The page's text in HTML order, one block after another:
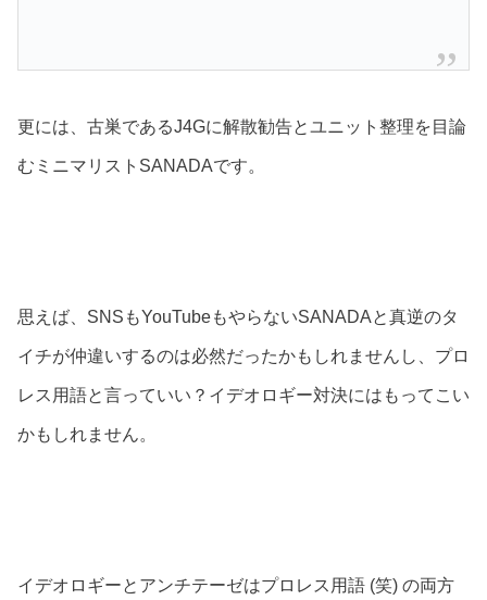
更には、古巣であるJ4Gに解散勧告とユニット整理を目論
むミニマリストSANADAです。
思えば、SNSもYouTubeもやらないSANADAと真逆のタ
イチが仲違いするのは必然だったかもしれませんし、プロ
レス用語と言っていい？イデオロギー対決にはもってこい
かもしれません。
イデオロギーとアンチテーゼはプロレス用語 (笑) の両方